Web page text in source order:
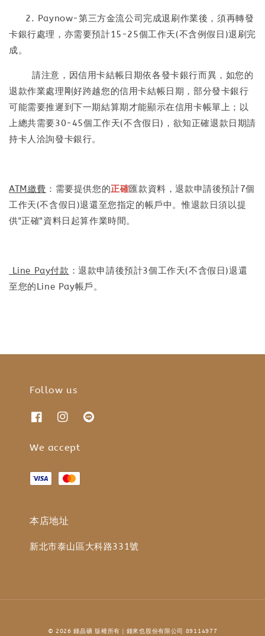
2. Paynow-第三方金流公司完成退刷作業後，須再轉發
卡銀行處理，亦需要預計15-25個工作天(不含例假日)退刷完
成。
請注意，因信用卡結帳日期依各發卡銀行而異，如您的
退款作業處理剛好跨越您的信用卡結帳日期，部分發卡銀行
可能需要推遲到下一期結算期才能顯示在信用卡帳單上；以
上總共需要30-45個工作天(不含假日)，欲知正確退款日期請
持卡人洽詢發卡銀行。
ATM繳費 ：需要提供您的正確匯款資料，退款申請後預計7個
工作天(不含假日)退還至您指定的帳戶中。惟退款日須以提
供"正確"資料日起算作業時間。
Line Pay付款 ：退款申請後預計3個工作天(不含假日)退還
至您的Line Pay帳戶。
Follow us
We accept
本店地址
新北市泰山區大科路331號
© 2026 錢晶礦 版權所有｜錢來也股份有限公司 89114977